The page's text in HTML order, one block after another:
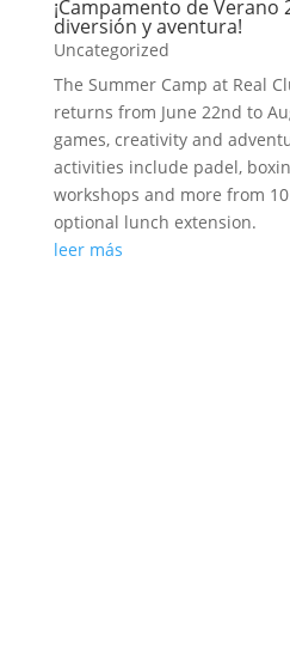
¡Campamento de Verano
diversión y aventura!
Uncategorized
The Summer Camp at Real
returns from June 22nd to
games, creativity and
activities include padel,
workshops and more from
optional lunch extension.
leer más